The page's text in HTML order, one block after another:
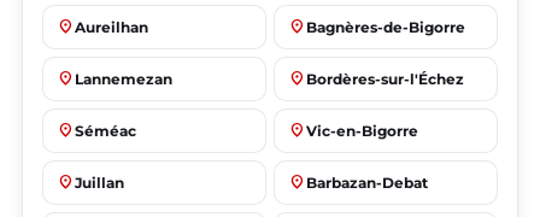
place Aureilhan place Bagnères-de-Bigorre
place Lannemezan place Bordères-sur-l'Échez
place Séméac place Vic-en-Bigorre
place Juillan place Barbazan-Debat